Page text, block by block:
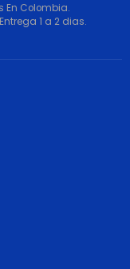
En Colombia.
1 a 2 dias.